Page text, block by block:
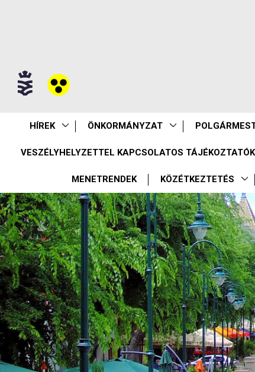
HÍREK ÖNKORMÁNYZAT
VESZÉLYHELYZETTEL KAPCSOLATOS TÁJÉKOZTATÓK
MENETRENDEK KÖZÉTKEZTETÉS